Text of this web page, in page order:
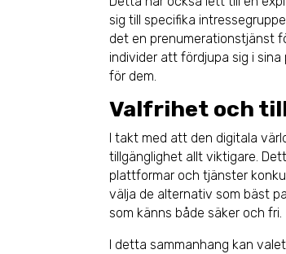
sig till specifika
det en prenumerationstjänst
individer att fördjupa sig i
för dem.
Valfrihet och
I takt med att den digitala
tillgänglighet allt viktigare.
plattformar och tjänster
välja de alternativ som bäst
som känns både säker och fri.
I detta sammanhang kan